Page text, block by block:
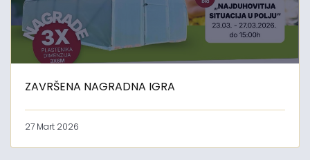
ZAVRŠENA NAGRADNA IGRA
27 Mart 2026